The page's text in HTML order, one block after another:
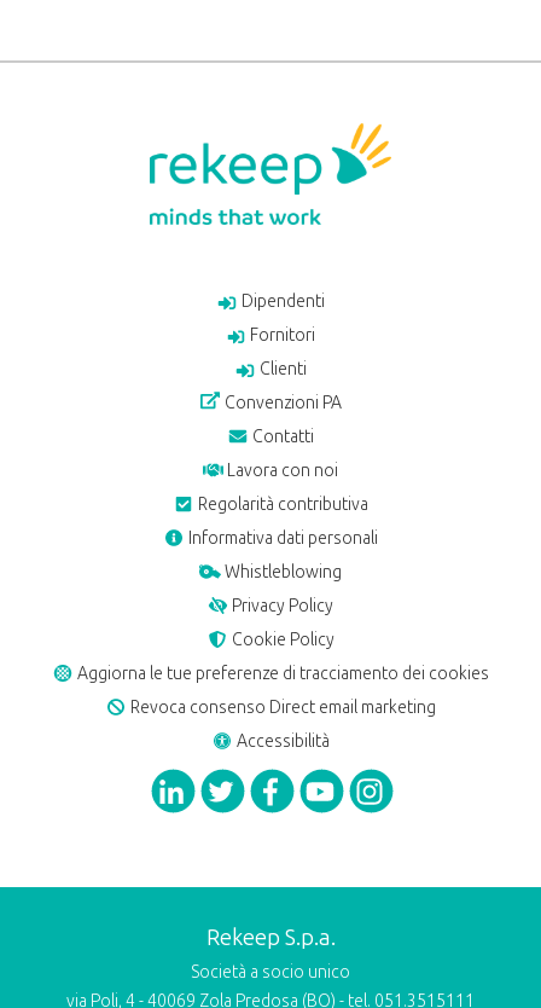
Dipendenti
Fornitori
Clienti
Convenzioni PA
Contatti
Lavora con noi
Regolarità contributiva
Informativa dati personali
Whistleblowing
Privacy Policy
Cookie Policy
Aggiorna le tue preferenze di tracciamento dei cookies
Revoca consenso Direct email marketing
Accessibilità
Rekeep S.p.a.
Società a socio unico
via Poli, 4 - 40069 Zola Predosa (BO) - tel. 051.3515111